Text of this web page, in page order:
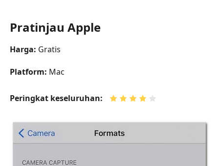
Pratinjau Apple
Harga: Gratis
Platform: Mac
Peringkat keseluruhan: